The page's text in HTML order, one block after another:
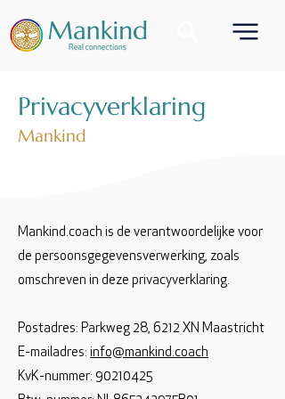
Privacyverklaring
Mankind
Mankind.coach is de verantwoordelijke voor
de persoonsgegevensverwerking, zoals
omschreven in deze privacyverklaring.
Postadres: Parkweg 28, 6212 XN Maastricht
E-mailadres: info@mankind.coach
KvK-nummer: 90210425